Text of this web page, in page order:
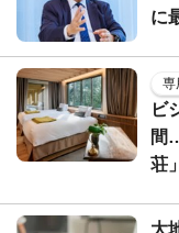
に
専
ビ
間
荘
大